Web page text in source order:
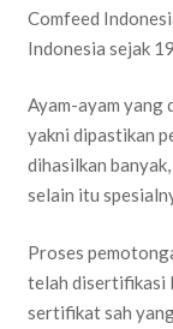
Comfeed
Indonesia sejak
Ayam-ayam yang
yakni dipastikan
dihasilkan
selain itu
Proses
telah disertifikasi
sertifikat sah